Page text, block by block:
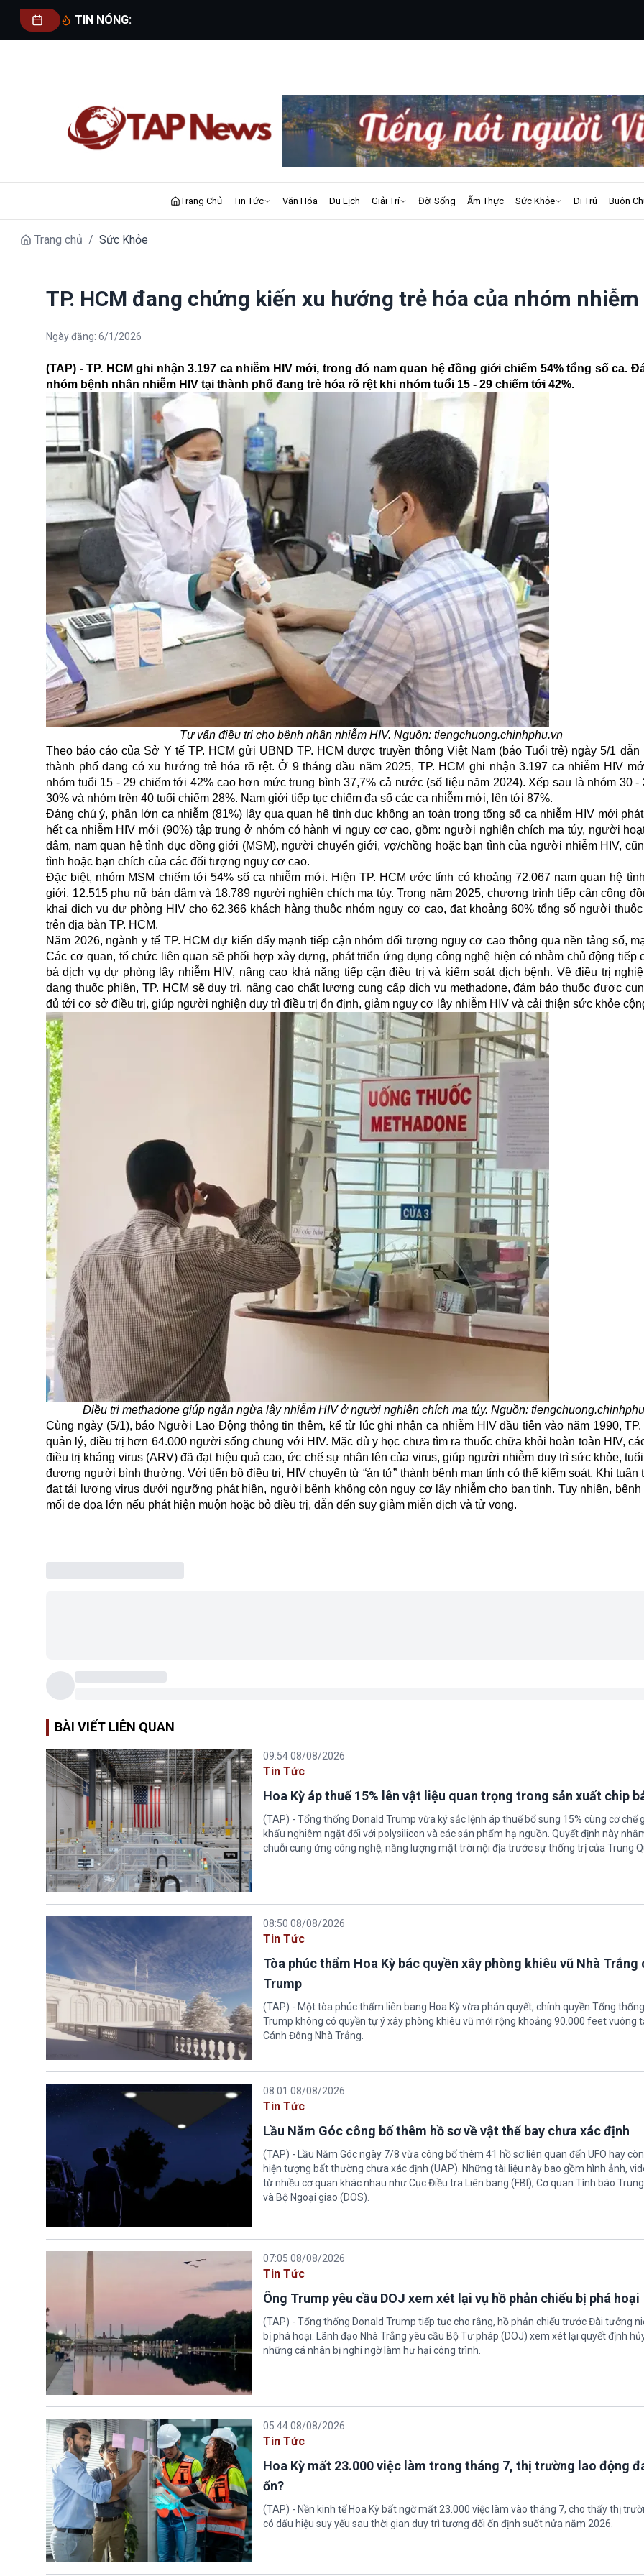
TIN NÓNG:
Trang Chủ Tin Tức Văn Hóa Du Lịch Giải Trí Đời Sống Ẩm Thực Sức Khỏe Di Trú Buôn
Trang chủ / Sức Khỏe
TP. HCM đang chứng kiến xu hướng trẻ hóa của nhóm nhiễm
Ngày đăng: 6/1/2026
(TAP) - TP. HCM ghi nhận 3.197 ca nhiễm HIV mới, trong đó nam quan hệ đồng giới chiếm 54% tổng số ca.
nhóm bệnh nhân nhiễm HIV tại thành phố đang trẻ hóa rõ rệt khi nhóm tuổi 15 - 29 chiếm tới 42%.
Tư vấn điều trị cho bệnh nhân nhiễm HIV. Nguồn: tiengchuong.chinhphu.vn
Theo báo cáo của Sở Y tế TP. HCM gửi UBND TP. HCM được truyền thông Việt Nam (báo Tuổi trẻ) ngày 5/1 dẫn
thành phố đang có xu hướng trẻ hóa rõ rệt. Ở 9 tháng đầu năm 2025, TP. HCM ghi nhận 3.197 ca nhiễm HIV
nhóm tuổi 15 - 29 chiếm tới 42% cao hơn mức trung bình 37,7% cả nước (số liệu năm 2024). Xếp sau là nhóm 30 -
30% và nhóm trên 40 tuổi chiếm 28%. Nam giới tiếp tục chiếm đa số các ca nhiễm mới, lên tới 87%.
Đáng chú ý, phần lớn ca nhiễm (81%) lây qua quan hệ tình dục không an toàn trong tổng số ca nhiễm HIV mới
hết ca nhiễm HIV mới (90%) tập trung ở nhóm có hành vi nguy cơ cao, gồm: người nghiện chích ma túy, người
dâm, nam quan hệ tình dục đồng giới (MSM), người chuyển giới, vợ/chồng hoặc bạn tình của người nhiễm HIV,
tình hoặc bạn chích của các đối tượng nguy cơ cao.
Đặc biệt, nhóm MSM chiếm tới 54% số ca nhiễm mới. Hiện TP. HCM ước tính có khoảng 72.067 nam quan hệ
giới, 12.515 phụ nữ bán dâm và 18.789 người nghiện chích ma túy. Trong năm 2025, chương trình tiếp cận cộng
khai dịch vụ dự phòng HIV cho 62.366 khách hàng thuộc nhóm nguy cơ cao, đạt khoảng 60% tổng số người
trên địa bàn TP. HCM.
Năm 2026, ngành y tế TP. HCM dự kiến đẩy mạnh tiếp cận nhóm đối tượng nguy cơ cao thông qua nền tảng số,
Các cơ quan, tổ chức liên quan sẽ phối hợp xây dựng, phát triển ứng dụng công nghệ hiện có nhằm chủ động tiếp
bá dịch vụ dự phòng lây nhiễm HIV, nâng cao khả năng tiếp cận điều trị và kiểm soát dịch bệnh. Về điều trị
dạng thuốc phiện, TP. HCM sẽ duy trì, nâng cao chất lượng cung cấp dịch vụ methadone, đảm bảo thuốc được
đủ tới cơ sở điều trị, giúp người nghiện duy trì điều trị ổn định, giảm nguy cơ lây nhiễm HIV và cải thiện sức khỏe
Điều trị methadone giúp ngăn ngừa lây nhiễm HIV ở người nghiện chích ma túy. Nguồn:
Cùng ngày (5/1), báo Người Lao Động thông tin thêm, kể từ lúc ghi nhận ca nhiễm HIV đầu tiên vào năm 1990,
quản lý, điều trị hơn 64.000 người sống chung với HIV. Mặc dù y học chưa tìm ra thuốc chữa khỏi hoàn toàn HIV,
điều trị kháng virus (ARV) đã đạt hiệu quả cao, ức chế sự nhân lên của virus, giúp người nhiễm duy trì sức khỏe,
đương người bình thường. Với tiến bộ điều trị, HIV chuyển từ “án tử” thành bệnh mạn tính có thể kiểm soát. Khi tuân
đạt tải lượng virus dưới ngưỡng phát hiện, người bệnh không còn nguy cơ lây nhiễm cho bạn tình. Tuy nhiên, bệnh
mối đe dọa lớn nếu phát hiện muộn hoặc bỏ điều trị, dẫn đến suy giảm miễn dịch và tử vong.
BÀI VIẾT LIÊN QUAN
09:54 08/08/2026
Tin Tức
Hoa Kỳ áp thuế 15% lên vật liệu quan trọng trong sản xuất chip
(TAP) - Tổng thống Donald Trump vừa ký sắc lệnh áp thuế bổ sung 15% cùng cơ chế
khẩu nghiêm ngặt đối với polysilicon và các sản phẩm hạ nguồn. Quyết định này
chuỗi cung ứng công nghệ, năng lượng mặt trời nội địa trước sự thống trị của Trung
08:50 08/08/2026
Tin Tức
Tòa phúc thẩm Hoa Kỳ bác quyền xây phòng khiêu vũ Nhà Trắng
Trump
(TAP) - Một tòa phúc thẩm liên bang Hoa Kỳ vừa phán quyết, chính quyền Tổng
Trump không có quyền tự ý xây phòng khiêu vũ mới rộng khoảng 90.000 feet vuông
Cánh Đông Nhà Trắng.
08:01 08/08/2026
Tin Tức
Lầu Năm Góc công bố thêm hồ sơ về vật thể bay chưa xác định
(TAP) - Lầu Năm Góc ngày 7/8 vừa công bố thêm 41 hồ sơ liên quan đến UFO hay
hiện tượng bất thường chưa xác định (UAP). Những tài liệu này bao gồm hình ảnh,
từ nhiều cơ quan khác nhau như Cục Điều tra Liên bang (FBI), Cơ quan Tình báo
và Bộ Ngoại giao (DOS).
07:05 08/08/2026
Tin Tức
Ông Trump yêu cầu DOJ xem xét lại vụ hồ phản chiếu bị phá hoại
(TAP) - Tổng thống Donald Trump tiếp tục cho rằng, hồ phản chiếu trước Đài tưởng
bị phá hoại. Lãnh đạo Nhà Trắng yêu cầu Bộ Tư pháp (DOJ) xem xét lại quyết định
những cá nhân bị nghi ngờ làm hư hại công trình.
05:44 08/08/2026
Tin Tức
Hoa Kỳ mất 23.000 việc làm trong tháng 7, thị trường lao động
ổn?
(TAP) - Nền kinh tế Hoa Kỳ bất ngờ mất 23.000 việc làm vào tháng 7, cho thấy thị
có dấu hiệu suy yếu sau thời gian duy trì tương đối ổn định suốt nửa năm 2026.